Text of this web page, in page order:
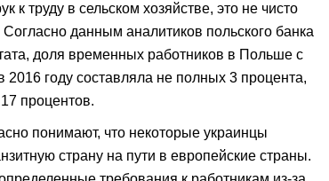
к труду в сельском хозяйстве, это не чисто
данным аналитиков польского банка
доля временных работников в Польше с
2016 году составляла не полных 3 процента,
процентов.
понимают, что некоторые украинцы
страну на пути в европейские страны.